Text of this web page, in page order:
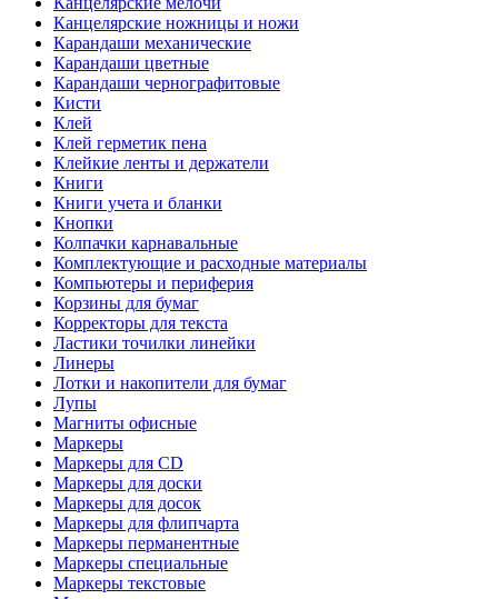
Канцелярские ножницы и ножи
Карандаши механические
Карандаши цветные
Карандаши чернографитовые
Кисти
Клей
Клей герметик пена
Клейкие ленты и держатели
Книги
Книги учета и бланки
Кнопки
Колпачки карнавальные
Комплектующие и расходные материалы
Компьютеры и периферия
Корзины для бумаг
Корректоры для текста
Ластики точилки линейки
Линеры
Лотки и накопители для бумаг
Лупы
Магниты офисные
Маркеры
Маркеры для CD
Маркеры для доски
Маркеры для досок
Маркеры для флипчарта
Маркеры перманентные
Маркеры специальные
Маркеры текстовые